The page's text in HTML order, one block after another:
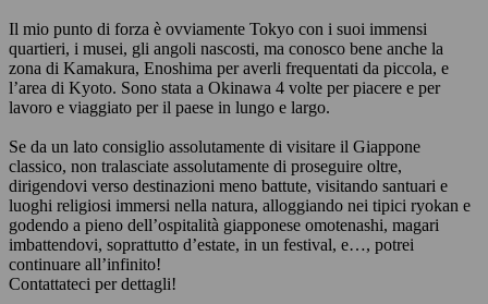
Il mio punto di forza è ovviamente Tokyo con i suoi immensi
quartieri, i musei, gli angoli nascosti, ma conosco bene anche la
zona di Kamakura, Enoshima per averli frequentati da piccola, e
l’area di Kyoto. Sono stata a Okinawa 4 volte per piacere e per
lavoro e viaggiato per il paese in lungo e largo.
Se da un lato consiglio assolutamente di visitare il Giappone
classico, non tralasciate assolutamente di proseguire oltre,
dirigendovi verso destinazioni meno battute, visitando santuari e
luoghi religiosi immersi nella natura, alloggiando nei tipici ryokan e
godendo a pieno dell’ospitalità giapponese omotenashi, magari
imbattendovi, soprattutto d’estate, in un festival, e…, potrei
continuare all’infinito!
Contattateci per dettagli!